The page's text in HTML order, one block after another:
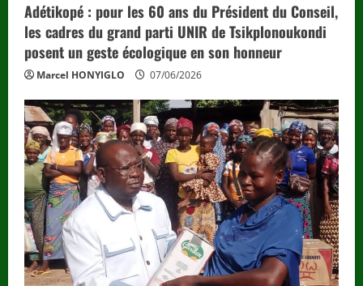
Adétikopé : pour les 60 ans du Président du Conseil,
les cadres du grand parti UNIR de Tsikplonoukondi
posent un geste écologique en son honneur
Marcel HONYIGLO 07/06/2026